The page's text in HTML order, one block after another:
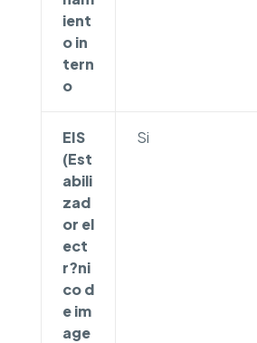
ient
o in
tern
o
EIS
(Est
abili
zad
or el
ect
r?ni
co d
e im
age
Si